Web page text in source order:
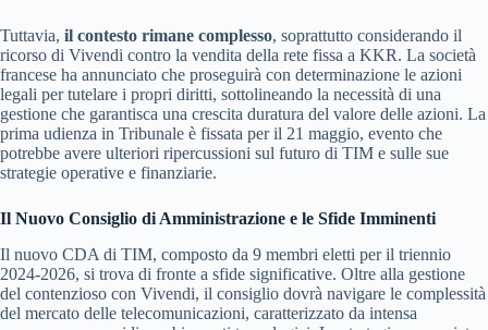
Tuttavia, il contesto rimane complesso, soprattutto considerando il
ricorso di Vivendi contro la vendita della rete fissa a KKR. La società
francese ha annunciato che proseguirà con determinazione le azioni
legali per tutelare i propri diritti, sottolineando la necessità di una
gestione che garantisca una crescita duratura del valore delle azioni. La
prima udienza in Tribunale è fissata per il 21 maggio, evento che
potrebbe avere ulteriori ripercussioni sul futuro di TIM e sulle sue
strategie operative e finanziarie.
Il Nuovo Consiglio di Amministrazione e le Sfide Imminenti
Il nuovo CDA di TIM, composto da 9 membri eletti per il triennio
2024-2026, si trova di fronte a sfide significative. Oltre alla gestione
del contenzioso con Vivendi, il consiglio dovrà navigare le complessità
del mercato delle telecomunicazioni, caratterizzato da intensa